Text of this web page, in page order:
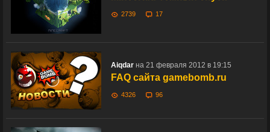
2739 17
Aiqdar на 21 февраля 2012 в 19:15
FAQ сайта gamebomb.ru
4326 96